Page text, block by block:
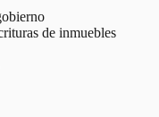
de inmuebles